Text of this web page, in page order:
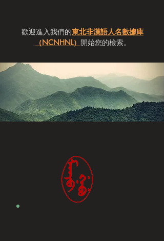
歡迎進入我們的東北非漢語人名數據庫
（NCNHNL） 開始您的檢索。